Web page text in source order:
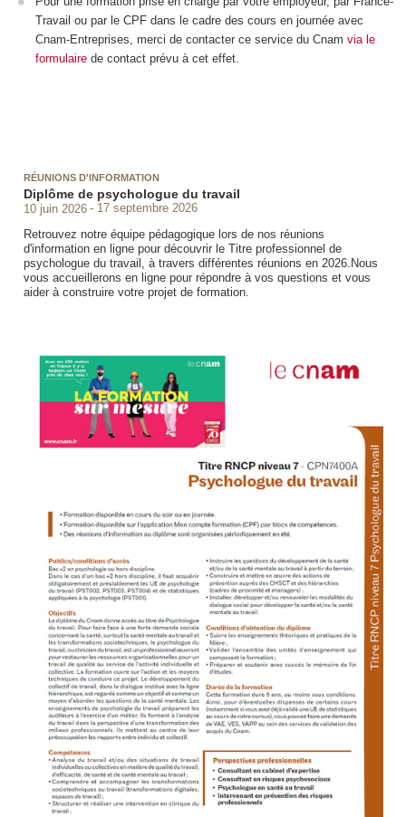
Travail ou par le CPF dans le cadre des cours en journée avec
Cnam-Entreprises, merci de contacter ce service du Cnam via le
formulaire de contact prévu à cet effet.
RÉUNIONS D'INFORMATION
Diplôme de psychologue du travail
10 juin 2026
17 septembre 2026
Retrouvez notre équipe pédagogique lors de nos réunions
d'information en ligne pour découvrir le Titre professionnel de
psychologue du travail, à travers différentes réunions en 2026.Nous
vous accueillerons en ligne pour répondre à vos questions et vous
aider à construire votre projet de formation.